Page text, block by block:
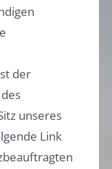
der
unseres
Link